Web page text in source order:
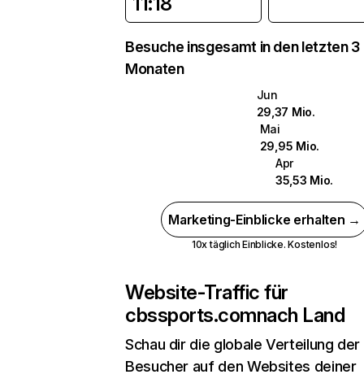
Besuche insgesamt in den letzten 3
Monaten
Jun
29,37 Mio.
Mai
29,95 Mio.
Apr
35,53 Mio.
Marketing-Einblicke erhalten →
10x täglich Einblicke. Kostenlos!
Website-Traffic für
cbssports.comnach Land
Schau dir die globale Verteilung der
Besucher auf den Websites deiner